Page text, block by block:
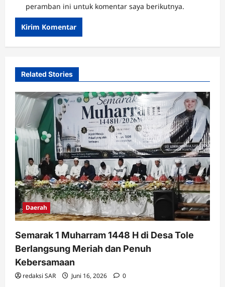
peramban ini untuk komentar saya berikutnya.
Related Stories
Daerah
Semarak 1 Muharram 1448 H di Desa Tole
Berlangsung Meriah dan Penuh
Kebersamaan
redaksi SAR Juni 16, 2026 0